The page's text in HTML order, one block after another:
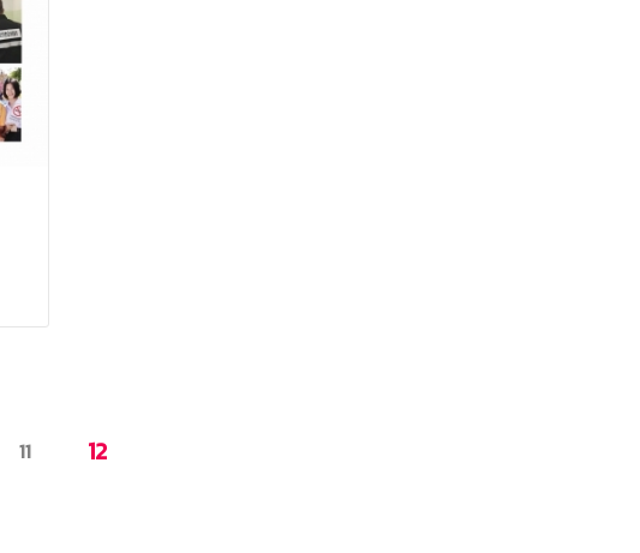
11 12